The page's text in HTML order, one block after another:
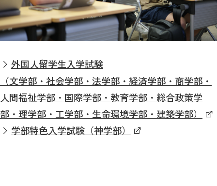
外国人留学生入学試験
（文学部・社会学部・法学部・経済学部・商学部・
人間福祉学部・国際学部・教育学部・総合政策学
部・理学部・工学部・生命環境学部・建築学部）
学部特色入学試験（神学部）